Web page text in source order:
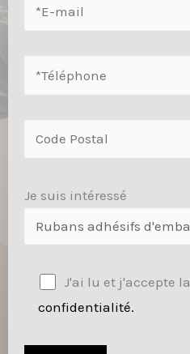
Je suis intéressé
J'ai lu et j'accepte la
confidentialité.